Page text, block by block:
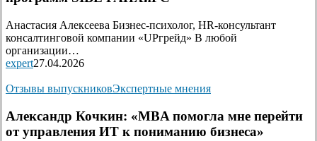
Анастасия Алексеева Бизнес-психолог, HR-консультант
консалтинговой компании «UPгрейд» В любой
организации…
expert27.04.2026
Отзывы выпускниковЭкспертные мнения
Александр Кочкин: «MBA помогла мне перейти
от управления ИТ к пониманию бизнеса»